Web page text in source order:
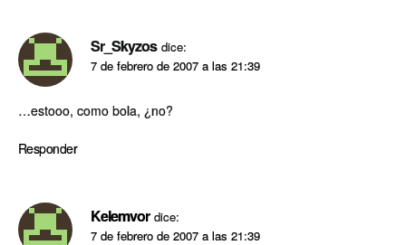
Sr_Skyzos dice:
7 de febrero de 2007 a las 21:39
…estooo, como bola, ¿no?
Responder
Kelemvor dice:
7 de febrero de 2007 a las 21:39